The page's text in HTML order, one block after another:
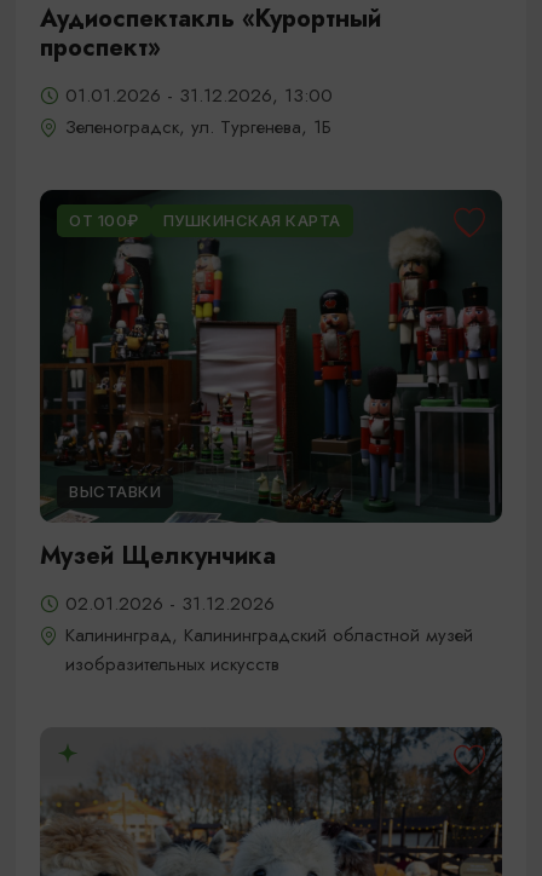
Аудиоспектакль «Курортный
проспект»
01.01.2026 - 31.12.2026, 13:00
Зеленоградск, ул. Тургенева, 1Б
ОТ 100₽ ПУШКИНСКАЯ КАРТА
ВЫСТАВКИ
Музей Щелкунчика
02.01.2026 - 31.12.2026
Калининград, Калининградский областной музей
изобразительных искусств